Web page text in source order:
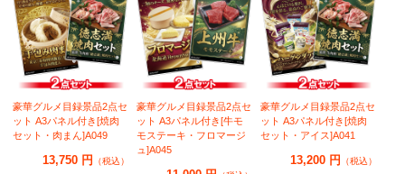
豪華グルメ目録景品2点セ
ット A3パネル付き[焼肉
セット・肉まん]A049
13,750 円 （税込）
豪華グルメ目録景品2点セ
ット A3パネル付き[牛モ
モステーキ・フロマージ
ュ]A045
豪華グルメ目録景品2点セ
ット A3パネル付き[焼肉
セット・アイス]A041
13,200 円 （税込）